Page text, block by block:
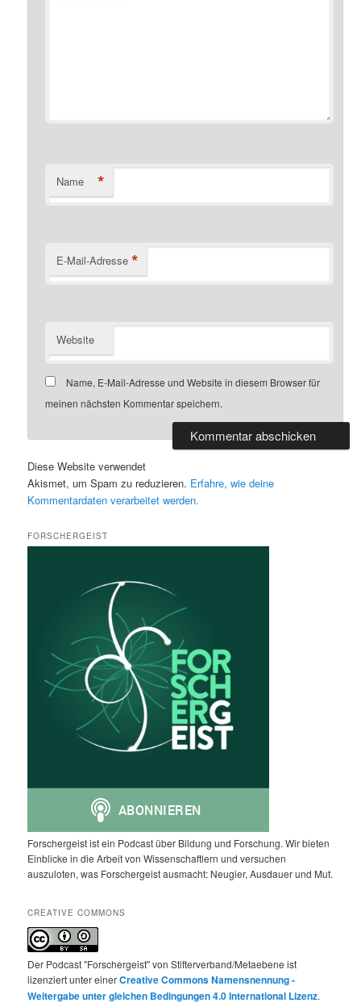
Name *
E-Mail-Adresse *
Website
Name, E-Mail-Adresse und Website in diesem Browser für
meinen nächsten Kommentar speichern.
Diese Website verwendet
Akismet, um Spam zu reduzieren. Erfahre, wie deine
Kommentardaten verarbeitet werden.
FORSCHERGEIST
Forschergeist ist ein Podcast über Bildung und Forschung. Wir bieten
Einblicke in die Arbeit von Wissenschaftlern und versuchen
auszuloten, was Forschergeist ausmacht: Neugier, Ausdauer und Mut.
CREATIVE COMMONS
Der Podcast "Forschergeist" von Stifterverband/Metaebene ist
lizenziert unter einerCreative Commons Namensnennung -
Weitergabe unter gleichen Bedingungen 4.0 International Lizenz.